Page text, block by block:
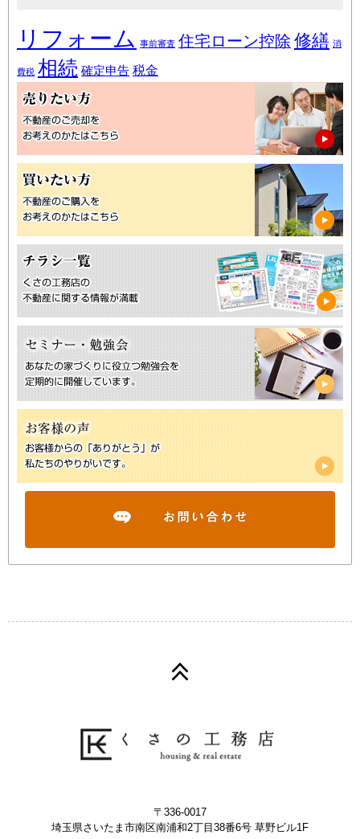
リフォーム 事前審査 住宅ローン控除 修繕 消
費税 相続 確定申告 税金
〒336-0017
埼玉県さいたま市南区南浦和2丁目38番6号 草野ビル1F